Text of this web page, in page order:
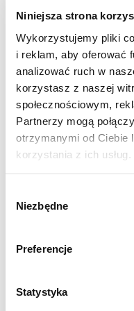
Niniejsza strona
Wykorzystujemy pliki
i reklam, aby oferować
analizować ruch w
korzystasz z naszej
społecznościowym,
Partnerzy mogą
otrzymanymi od Ciebie
korzystania z ich usług.
zgody
Niezbędne
Preferencje
Statystyka
A może ty chcesz
w dobre ręce.
Składniki (10-12
- 200 g kaszy
- 2 łyżki oleju
- 1,5 szklanki
- 1 łyżka bułki tartej
- papryka słodka,